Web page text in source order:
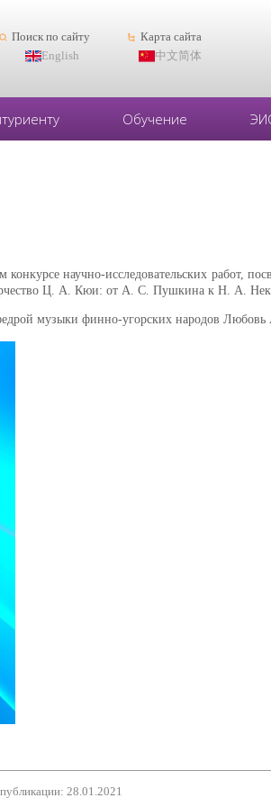
Поиск по сайту
Карта сайта
English 中文简体
Обучение
научно-исследовательских
Ц. А. Кюи: от А. С. Пушкина к Н. А.
музыки финно-угорских народов
28.01.2021